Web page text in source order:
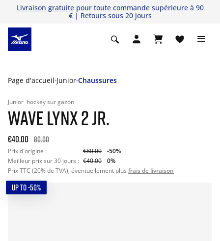
Livraison gratuitepour toute commande supérieure à 90
€ | Retours sous 20 jours
Page d'accueil Junior Chaussures
Junior hockey sur gazon
WAVE LYNX 2 JR.
€40.00 80.00
Prix d'origine : €80.00
-50%
Meilleur prix sur 30 jours : €40.00
0%
Prix TTC (20% de TVA), éventuellement plus frais de livraison
UP TO -50%